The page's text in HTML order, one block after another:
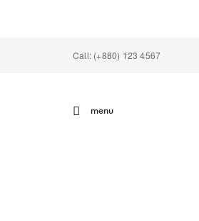
Call: (+880) 123 4567
menu